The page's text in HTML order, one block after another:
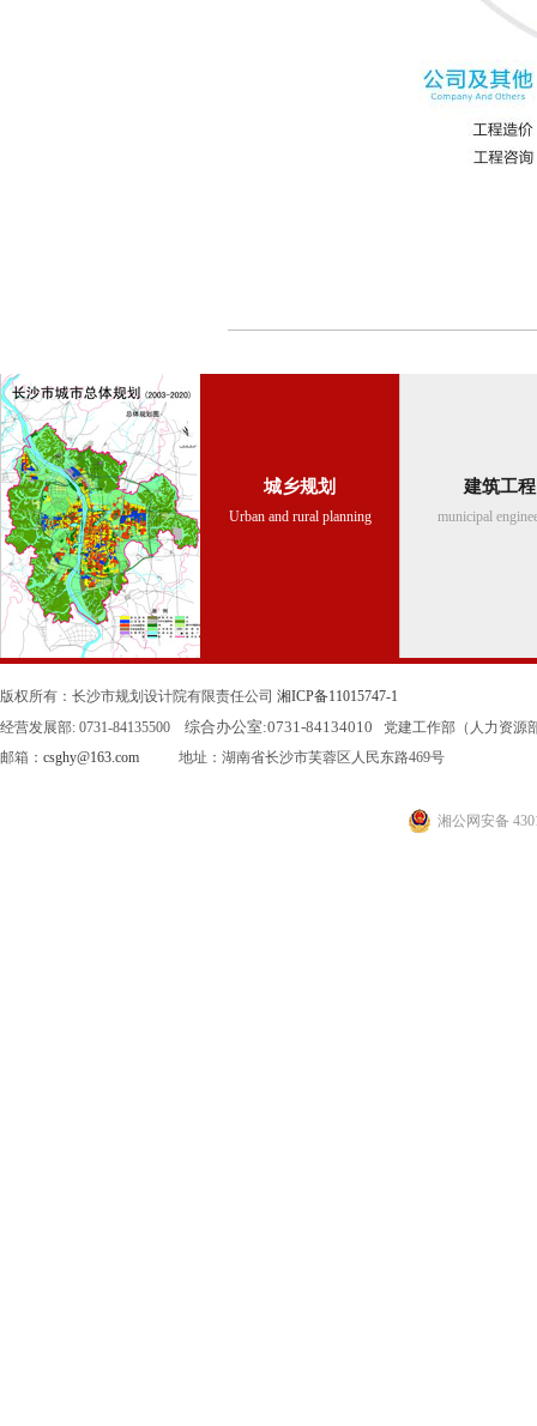
城乡规划
Urban and rural planning
建筑工程
municipal
版权所有：长沙市规划设计院有限责任公司 湘ICP备11015747-1
经营发展部: 0731-84135500 综合办公室:0731-84134010
党建工作部（人力资源
邮箱： csghy@163.com 地址：湖南省长沙市芙蓉区人民东路469号
湘公网安备